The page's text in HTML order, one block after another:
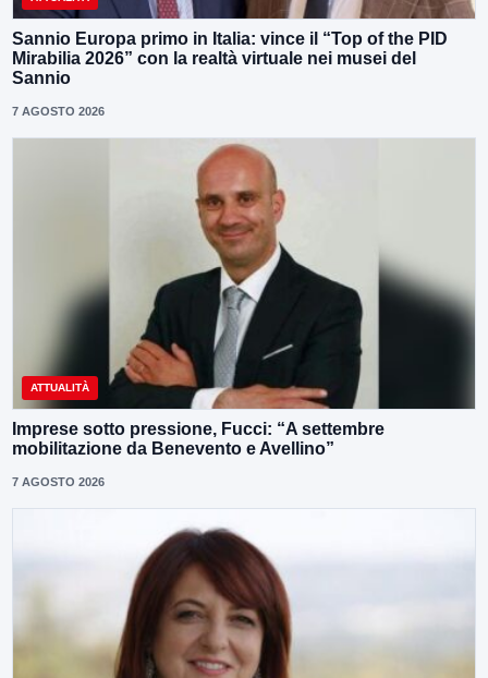
Sannio Europa primo in Italia: vince il “Top of the PID
Mirabilia 2026” con la realtà virtuale nei musei del
Sannio
7 AGOSTO 2026
ATTUALITÀ
Imprese sotto pressione, Fucci: “A settembre
mobilitazione da Benevento e Avellino”
7 AGOSTO 2026